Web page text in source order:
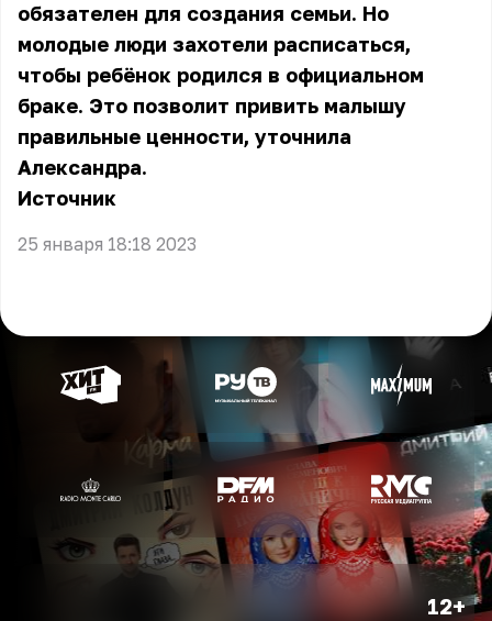
обязателен для создания семьи. Но
молодые люди захотели расписаться,
чтобы ребёнок родился в официальном
браке. Это позволит привить малышу
правильные ценности, уточнила
Александра.
Источник
25 января 18:18 2023
12+